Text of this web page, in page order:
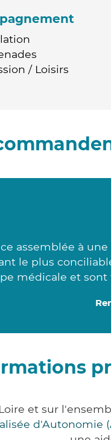
/ Loisirs
assemblée à
le plus
médicale et sont
et sur
d'Autonomie